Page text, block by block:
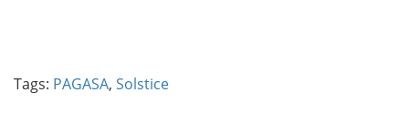
Tags: PAGASA, Solstice